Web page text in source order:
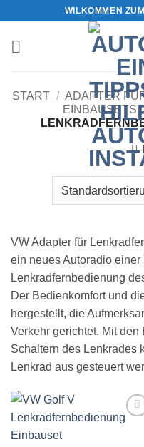
springen
WILKOMMEN
START / ADAPTER
EINBAUSETS
VW Adapter für
ein neues Autoradio
Lenkradfernbedienung
Der Bedienkomfort und
hergestellt, die
Verkehr gerichtet. Mit
Schaltern des Lenkrades
Lenkrad aus gesteuert